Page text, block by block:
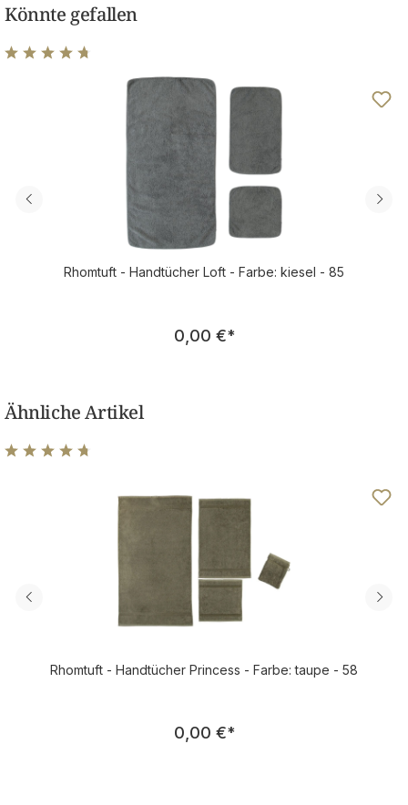
Könnte gefallen
Durchschnittliche Bewertung von 4.79 von 5 Sternen
Rhomtuft - Handtücher Loft - Farbe: kiesel - 85
Regulärer Preis:
0,00 €*
Ähnliche Artikel
Rhomtuft - Handtücher Princess - Farbe: taupe - 58
Regulärer Preis:
0,00 €*